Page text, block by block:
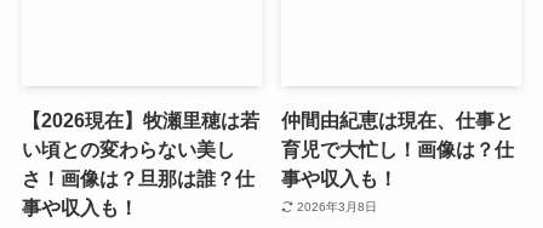
【2026現在】牧瀬里穂は若
い頃との変わらない美し
さ！画像は？旦那は誰？仕
事や収入も！
仲間由紀恵は現在、仕事と
育児で大忙し！画像は？仕
事や収入も！
2026年3月8日